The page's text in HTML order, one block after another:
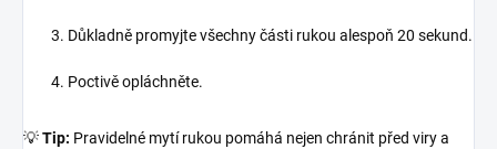
Důkladně promyjte všechny části rukou alespoň 20 sekund.
Poctivě opláchněte.
💡Tip: Pravidelné mytí rukou pomáhá nejen chránit před viry a